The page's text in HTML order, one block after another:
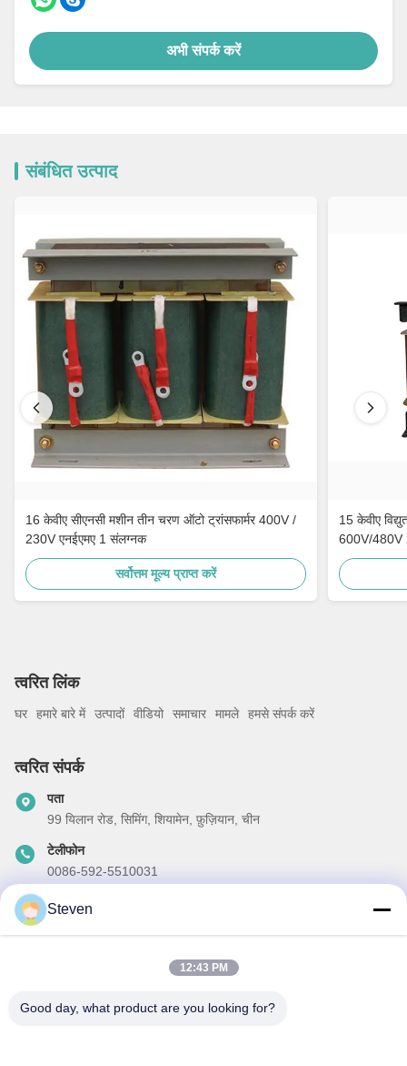
अभी संपर्क करें
संबंधित उत्पाद
16 केवीए सीएनसी मशीन तीन चरण ऑटो ट्रांसफार्मर 400V /
230V एनईएमए 1 संलग्नक
सर्वोत्तम मूल्य प्राप्त करें
15 केवीए
600V/480V
त्वरित लिंक
घर हमारे बारे में उत्पादों वीडियो समाचार मामले हमसे संपर्क करें
त्वरित संपर्क
पता
99 यिलान रोड, सिमिंग, शियामेन, फ़ुज़ियान, चीन
टेलीफोन
0086-592-5510031
ईमेल
हमारा समाचार पत्र
Steven
12:43 PM
Good day, what product are you looking for?